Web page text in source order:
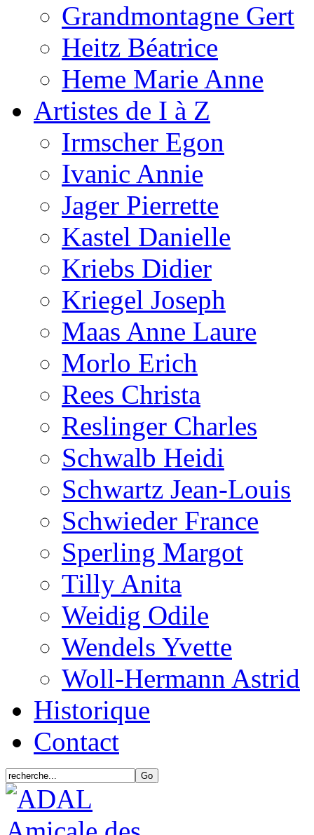
Grandmontagne Gert
Heitz Béatrice
Heme Marie Anne
Artistes de I à Z
Irmscher Egon
Ivanic Annie
Jager Pierrette
Kastel Danielle
Kriebs Didier
Kriegel Joseph
Maas Anne Laure
Morlo Erich
Rees Christa
Reslinger Charles
Schwalb Heidi
Schwartz Jean-Louis
Schwieder France
Sperling Margot
Tilly Anita
Weidig Odile
Wendels Yvette
Woll-Hermann Astrid
Historique
Contact